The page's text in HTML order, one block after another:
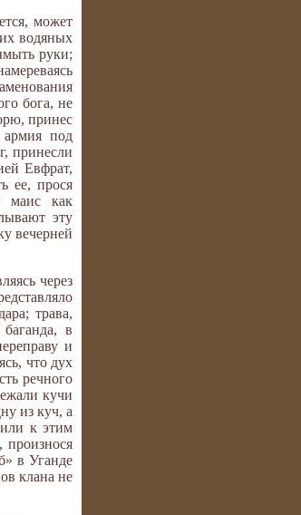
может
водяных
руки;
бога, не
принес
армия под
принесли
Евфрат,
ее, прося
маис как
эту
вечерней
через
трава,
в
и
что дух
речного
кучи
из куч, а
к этим
в Уганде
клана не